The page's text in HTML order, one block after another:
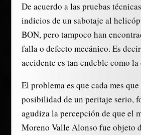
De acuerdo a las pruebas
indicios de un sabotaje al
BON, pero tampoco han
falla o defecto mecánico. Es
accidente es tan endeble como
El problema es que cada mes
posibilidad de un peritaje serio,
agudiza la percepción de que el
Moreno Valle Alonso fue objeto